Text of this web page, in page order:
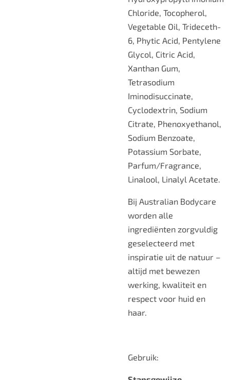
Chloride, Tocopherol,
Vegetable Oil, Trideceth-
6, Phytic Acid, Pentylene
Glycol, Citric Acid,
Xanthan Gum,
Tetrasodium
Iminodisuccinate,
Cyclodextrin, Sodium
Citrate, Phenoxyethanol,
Sodium Benzoate,
Potassium Sorbate,
Parfum/Fragrance,
Linalool, Linalyl Acetate.
Bij Australian Bodycare
worden alle
ingrediënten zorgvuldig
geselecteerd met
inspiratie uit de natuur –
altijd met bewezen
werking, kwaliteit en
respect voor huid en
haar.
Gebruik: